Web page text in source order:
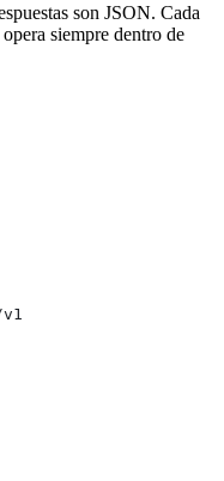
son JSON. Cada
siempre dentro de